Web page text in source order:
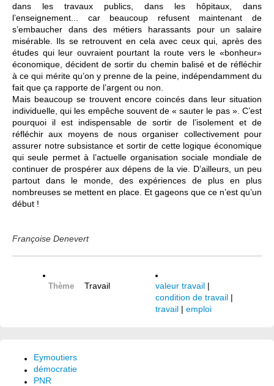
dans les travaux publics, dans les hôpitaux, dans
l’enseignement... car beaucoup refusent maintenant de
s’embaucher dans des métiers harassants pour un salaire
misérable. Ils se retrouvent en cela avec ceux qui, après des
études qui leur ouvraient pourtant la route vers le «bonheur»
économique, décident de sortir du chemin balisé et de réfléchir
à ce qui mérite qu’on y prenne de la peine, indépendamment du
fait que ça rapporte de l’argent ou non.
Mais beaucoup se trouvent encore coincés dans leur situation
individuelle, qui les empêche souvent de « sauter le pas ». C’est
pourquoi il est indispensable de sortir de l’isolement et de
réfléchir aux moyens de nous organiser collectivement pour
assurer notre subsistance et sortir de cette logique économique
qui seule permet à l’actuelle organisation sociale mondiale de
continuer de prospérer aux dépens de la vie. D’ailleurs, un peu
partout dans le monde, des expériences de plus en plus
nombreuses se mettent en place. Et gageons que ce n’est qu’un
début !
Françoise Denevert
Thème Travail valeur travail |
condition de travail |
travail | emploi
Eymoutiers
démocratie
PNR